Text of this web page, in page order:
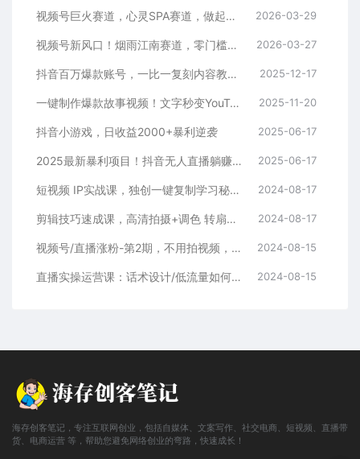
视频号巨火赛道，心灵SPA赛道，做起来超简单，每天收益800+ 2026-03-29
视频号新风口！烟雨江南赛道，零门槛日入 500+ 2026-03-27
抖音百万爆款账号，一比一复刻内容教程，从0-1实操课，小白也能学会，复制爆款，月入10w+ 2025-12-17
一键制作爆款故事视频！文字秒变YouTube自动发布的傻瓜式教程 2025-11-20
抖音小游戏，日收益2000+暴利逆袭 2025-06-17
2025最新暴利项目！抖音无人直播躺赚攻略！抖音无人直播3.0玩法！0门槛… 2025-06-17
短视频 IP实战课，独创一键复制学习秘籍，转战新领域，月赚五万轻松行 2024-08-17
剪辑技巧速成课，高清拍摄+调色 转扇子，建筑-抠图精通，新手秒变剪辑专家 2024-08-17
视频号/直播涨粉-第2期，不用拍视频，不用卖货，在直播间做菜，就可以搞钱 2024-08-15
直播实操运营课：话术设计/低流量如何提升/话术框架/全场燃爆/非常干货 2024-08-15
海存创客笔记，专注互联网创业，包括自媒体、文案写作、社交电商、短视频、直播带
货、电商运营 等，帮助您避免网络创业的弯路，快速成长！